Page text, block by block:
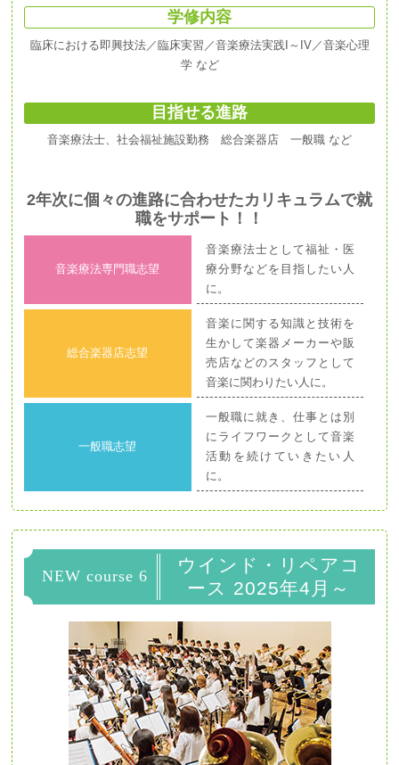
学修内容
臨床における即興技法／臨床実習／音楽療法実践I～IV／音楽心理
学 など
目指せる進路
音楽療法士、社会福祉施設勤務 総合楽器店 一般職 など
2年次に個々の進路に合わせたカリキュラムで就
職をサポート！！
音楽療法専門職志望
音楽療法士として福祉・医
療分野などを目指したい人
に。
総合楽器店志望
音楽に関する知識と技術を
生かして楽器メーカーや販
売店などのスタッフとして
音楽に関わりたい人に。
一般職志望
一般職に就き、仕事とは別
にライフワークとして音楽
活動を続けていきたい人
に。
NEW course 6
ウインド・リペアコ
ース 2025年4月～